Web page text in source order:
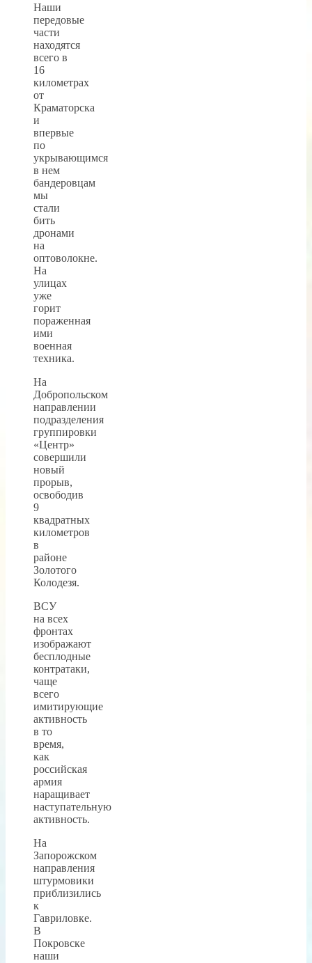
Наши
передовые
части
находятся
всего в
16
километрах
от
Краматорска
и
впервые
по
укрывающимся
в нем
бандеровцам
мы
стали
бить
дронами
на
оптоволокне.
На
улицах
уже
горит
пораженная
ими
военная
техника.
На
Добропольском
направлении
подразделения
группировки
«Центр»
совершили
новый
прорыв,
освободив
9
квадратных
километров
в
районе
Золотого
Колодезя.
ВСУ
на всех
фронтах
изображают
бесплодные
контратаки,
чаще
всего
имитирующие
активность
в то
время,
как
российская
армия
наращивает
наступательную
активность.
На
Запорожском
направления
штурмовики
приблизились
к
Гавриловке.
В
Покровске
наши